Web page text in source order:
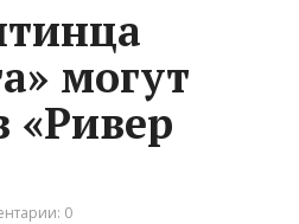
могут
«Ривер
0